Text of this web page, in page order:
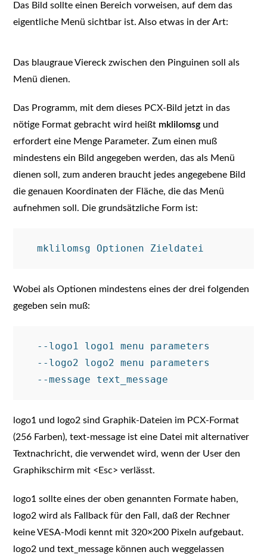
Das Bild sollte einen Bereich vorweisen, auf dem das
eigentliche Menü sichtbar ist. Also etwas in der Art:
Das blaugraue Viereck zwischen den Pinguinen soll als
Menü dienen.
Das Programm, mit dem dieses PCX-Bild jetzt in das
nötige Format gebracht wird heißt mklilomsg und
erfordert eine Menge Parameter. Zum einen muß
mindestens ein Bild angegeben werden, das als Menü
dienen soll, zum anderen braucht jedes angegebene Bild
die genauen Koordinaten der Fläche, die das Menü
aufnehmen soll. Die grundsätzliche Form ist:
Wobei als Optionen mindestens eines der drei folgenden
gegeben sein muß:
logo1 und logo2 sind Graphik-Dateien im PCX-Format
(256 Farben), text-message ist eine Datei mit alternativer
Textnachricht, die verwendet wird, wenn der User den
Graphikschirm mit <Esc> verlässt.
logo1 sollte eines der oben genannten Formate haben,
logo2 wird als Fallback für den Fall, daß der Rechner
keine VESA-Modi kennt mit 320×200 Pixeln aufgebaut.
logo2 und text_message können auch weggelassen